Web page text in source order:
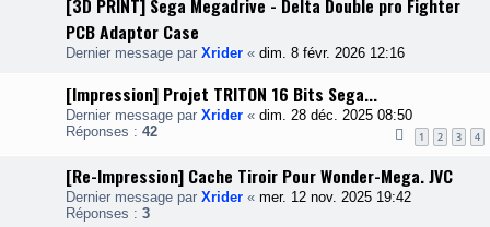
[3D PRINT] Sega Megadrive - Delta Double pro Fighter
PCB Adaptor Case
Dernier message par Xrider « dim. 8 févr. 2026 12:16
[Impression] Projet TRITON 16 Bits Sega...
Dernier message par Xrider « dim. 28 déc. 2025 08:50
Réponses : 42 1 2 3 4
[Re-Impression] Cache Tiroir Pour Wonder-Mega. JVC
Dernier message par Xrider « mer. 12 nov. 2025 19:42
Réponses : 3